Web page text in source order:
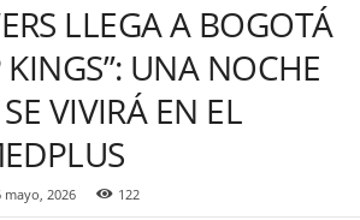
LLEGA A BOGOTÁ
KINGS”: UNA NOCHE
VIVIRÁ EN EL
mayo, 2026 122